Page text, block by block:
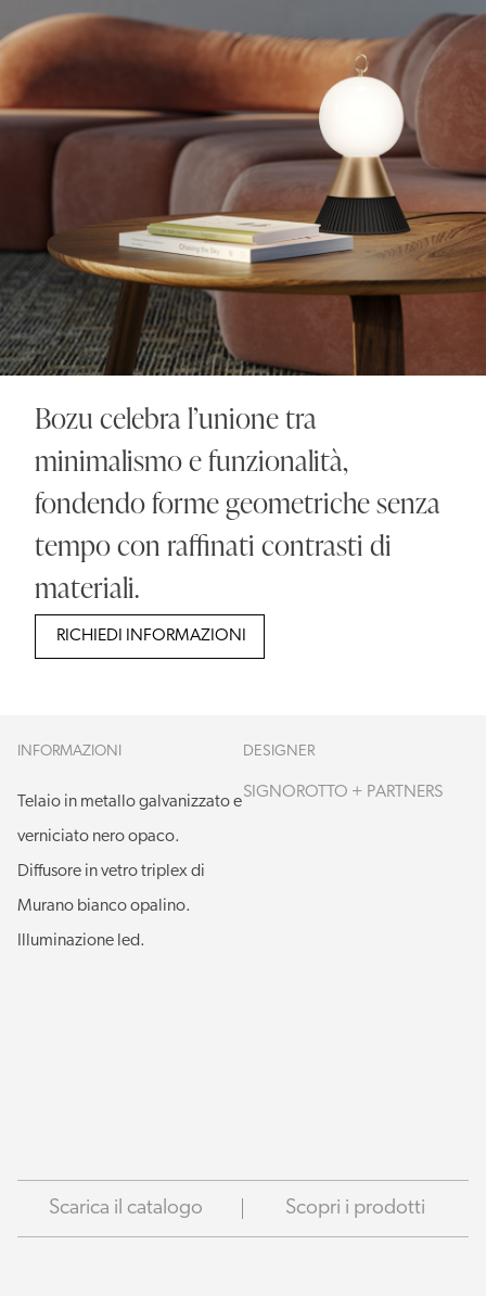
Bozu celebra l’unione tra
minimalismo e funzionalità,
fondendo forme geometriche senza
tempo con raffinati contrasti di
materiali.
RICHIEDI INFORMAZIONI
INFORMAZIONI
Telaio in metallo galvanizzato e
verniciato nero opaco.
Diffusore in vetro triplex di
Murano bianco opalino.
Illuminazione led.
DESIGNER
SIGNOROTTO + PARTNERS
Scarica il catalogo Scopri i prodotti